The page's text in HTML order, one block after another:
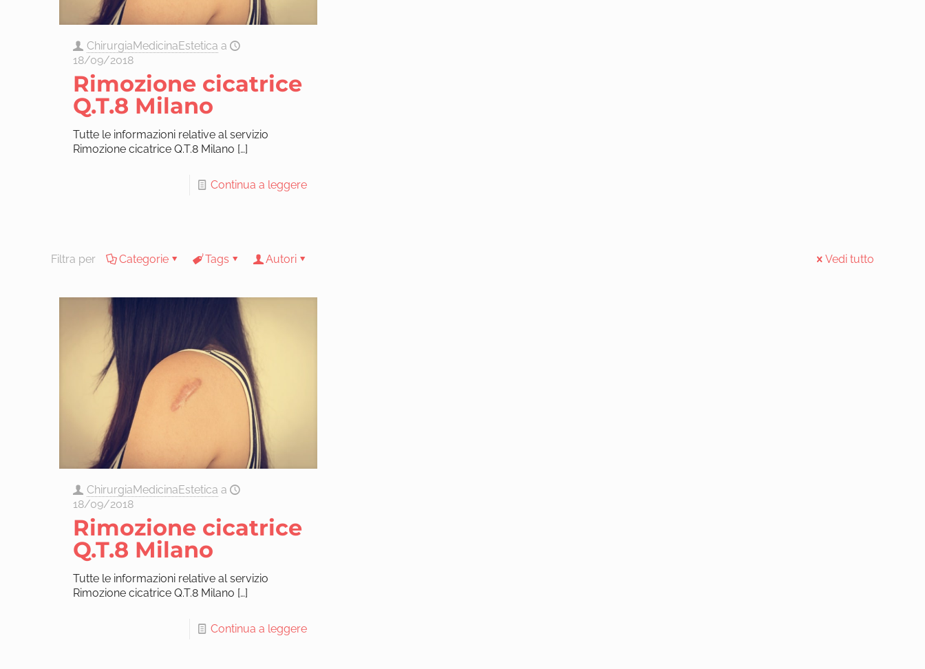
ChirurgiaMedicinaEstetica a
18/09/2018
Rimozione cicatrice
Q.T.8 Milano
Tutte le informazioni relative al servizio
Rimozione cicatrice Q.T.8 Milano […]
Continua a leggere
Filtra per Categorie Tags Autori Vedi tutto
ChirurgiaMedicinaEstetica a
18/09/2018
Rimozione cicatrice
Q.T.8 Milano
Tutte le informazioni relative al servizio
Rimozione cicatrice Q.T.8 Milano […]
Continua a leggere